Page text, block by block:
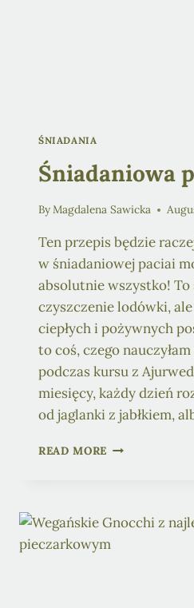
ŚNIADANIA
Śniadaniowa
ByMagdalena Sawicka
Ten przepis będzie
w śniadaniowej paciai
absolutnie wszystko!
czyszczenie lodówki,
ciepłych i pożywnych
to coś, czego
podczas kursu z
miesięcy, każdy dzień
od jaglanki z jabłkiem,
READ MORE ŚNIADANIOWA